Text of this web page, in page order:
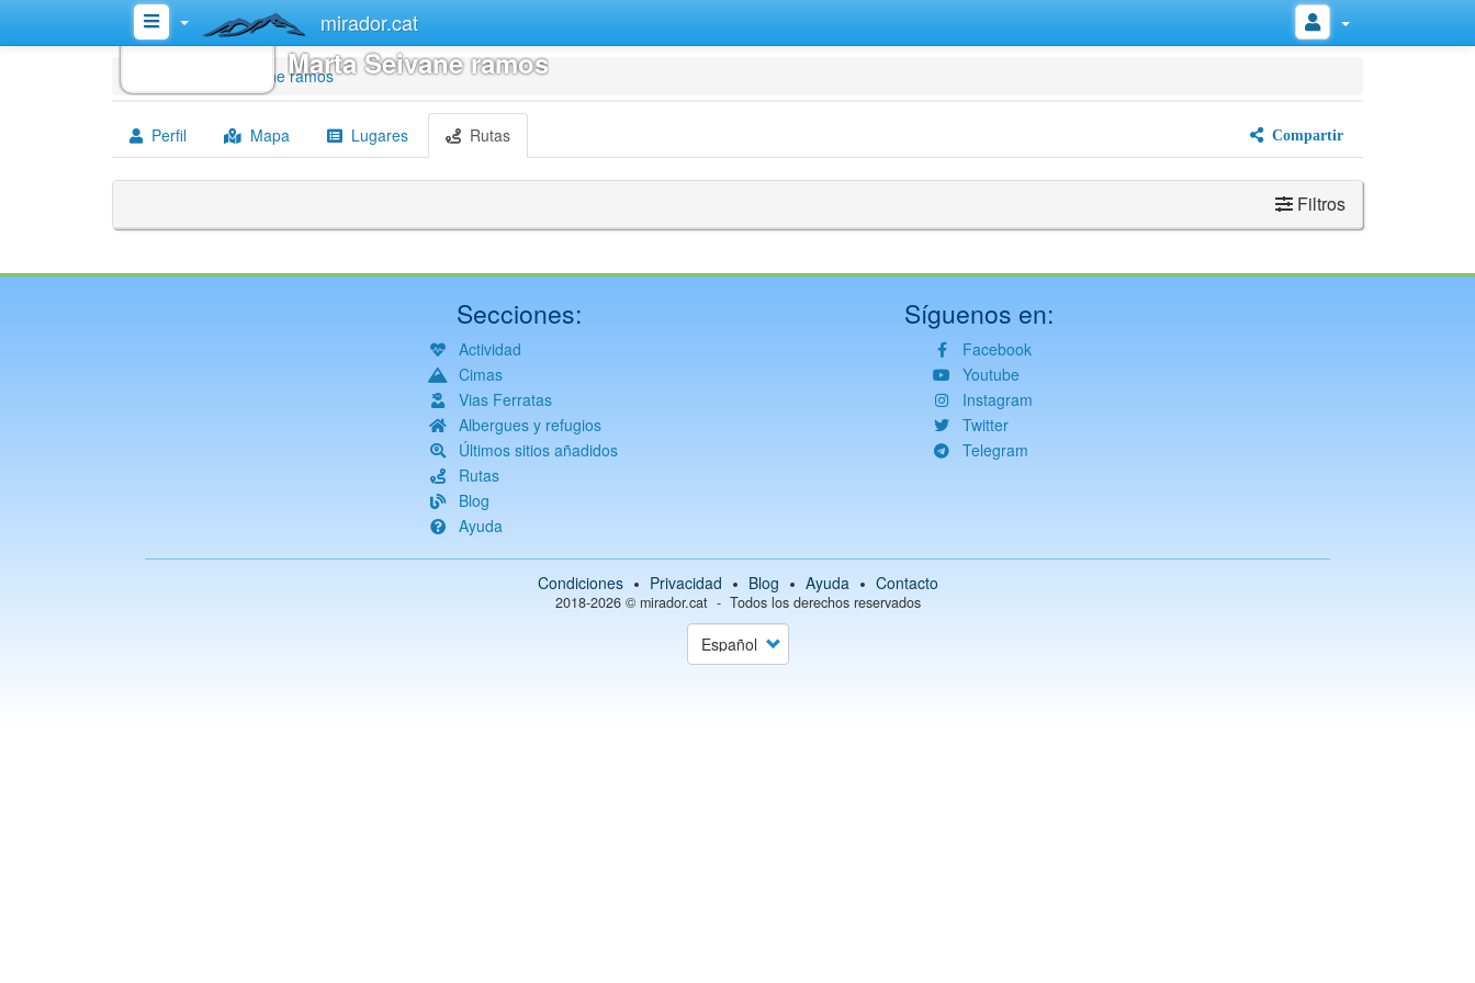
mirador.cat
Marta Seivane ramosMarta Seivane ramos
Perfil Mapa Lugares Rutas Compartir
Filtros
Secciones:
Actividad
Cimas
Vias Ferratas
Albergues y refugios
Últimos sitios añadidos
Rutas
Blog
Ayuda
Síguenos en:
Facebook
Youtube
Instagram
Twitter
Telegram
Condiciones Privacidad Blog Ayuda Contacto
2018-2026 © mirador.cat Todos los derechos reservados
Select
your